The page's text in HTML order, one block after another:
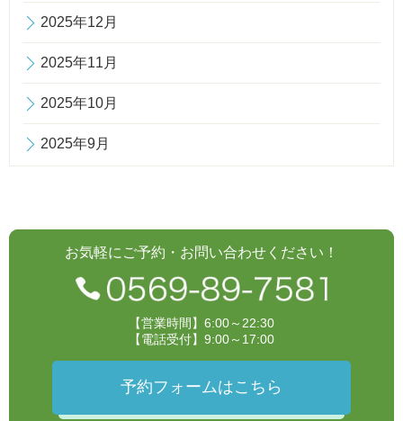
2025年12月
2025年11月
2025年10月
2025年9月
お気軽にご予約・お問い合わせください！
【営業時間】6:00～22:30
【電話受付】9:00～17:00
予約フォームはこちら